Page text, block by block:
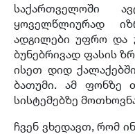
საქართველოში
ყოველწლიურად
ადგილები უფრო და
ბუნებრივად ფასის
ისეთ დიდ
ბათუმი. ამ ფონზე
სისტემებზე
ჩვენ ვხედავთ, რომ